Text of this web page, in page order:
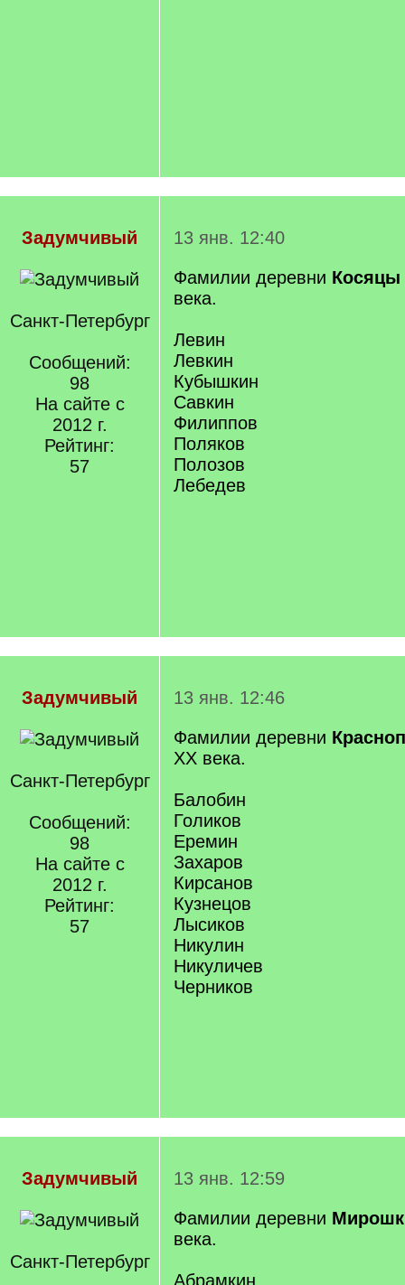
Задумчивый
Санкт-Петербург
Сообщений:
98
На сайте с
2012 г.
Рейтинг:
57
13 янв. 12:40
Фамилии деревни Косяцы
века.
Левин
Левкин
Кубышкин
Савкин
Филиппов
Поляков
Полозов
Лебедев
Задумчивый
Санкт-Петербург
Сообщений:
98
На сайте с
2012 г.
Рейтинг:
57
13 янв. 12:46
Фамилии деревни
ХХ века.
Балобин
Голиков
Еремин
Захаров
Кирсанов
Кузнецов
Лысиков
Никулин
Никуличев
Черников
Задумчивый
Санкт-Петербург
13 янв. 12:59
Фамилии деревни
века.
Абрамкин